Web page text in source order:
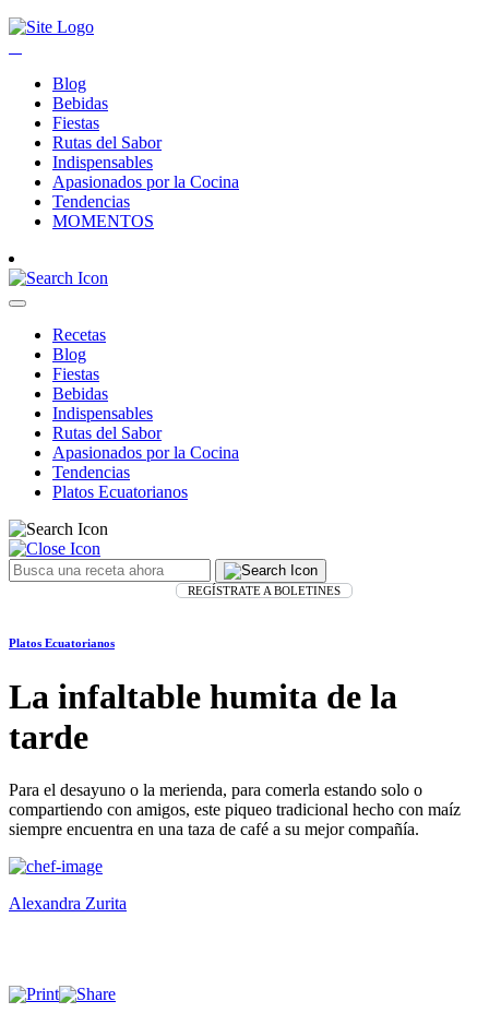
Blog
Bebidas
Fiestas
Rutas del Sabor
Indispensables
Apasionados por la Cocina
Tendencias
MOMENTOS
Recetas
Blog
Fiestas
Bebidas
Indispensables
Rutas del Sabor
Apasionados por la Cocina
Tendencias
Platos Ecuatorianos
REGÍSTRATE A BOLETINES
Platos Ecuatorianos
La infaltable humita de la
tarde
Para el desayuno o la merienda, para comerla estando solo o
compartiendo con amigos, este piqueo tradicional hecho con maíz
siempre encuentra en una taza de café a su mejor compañía.
Alexandra Zurita